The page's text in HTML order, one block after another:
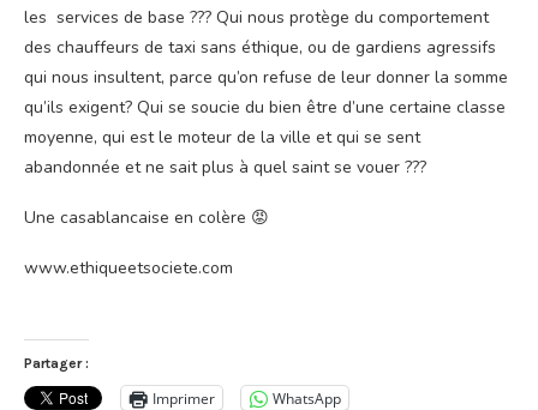
les services de base ??? Qui nous protège du comportement
des chauffeurs de taxi sans éthique, ou de gardiens agressifs
qui nous insultent, parce qu’on refuse de leur donner la somme
qu’ils exigent? Qui se soucie du bien être d’une certaine classe
moyenne, qui est le moteur de la ville et qui se sent
abandonnée et ne sait plus à quel saint se vouer ???
Une casablancaise en colère 😡
www.ethiqueetsociete.com
Partager :
Imprimer WhatsApp